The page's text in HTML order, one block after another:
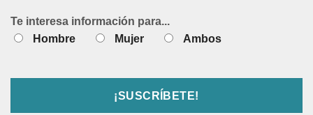
Te interesa información para...
Hombre
Mujer Ambos